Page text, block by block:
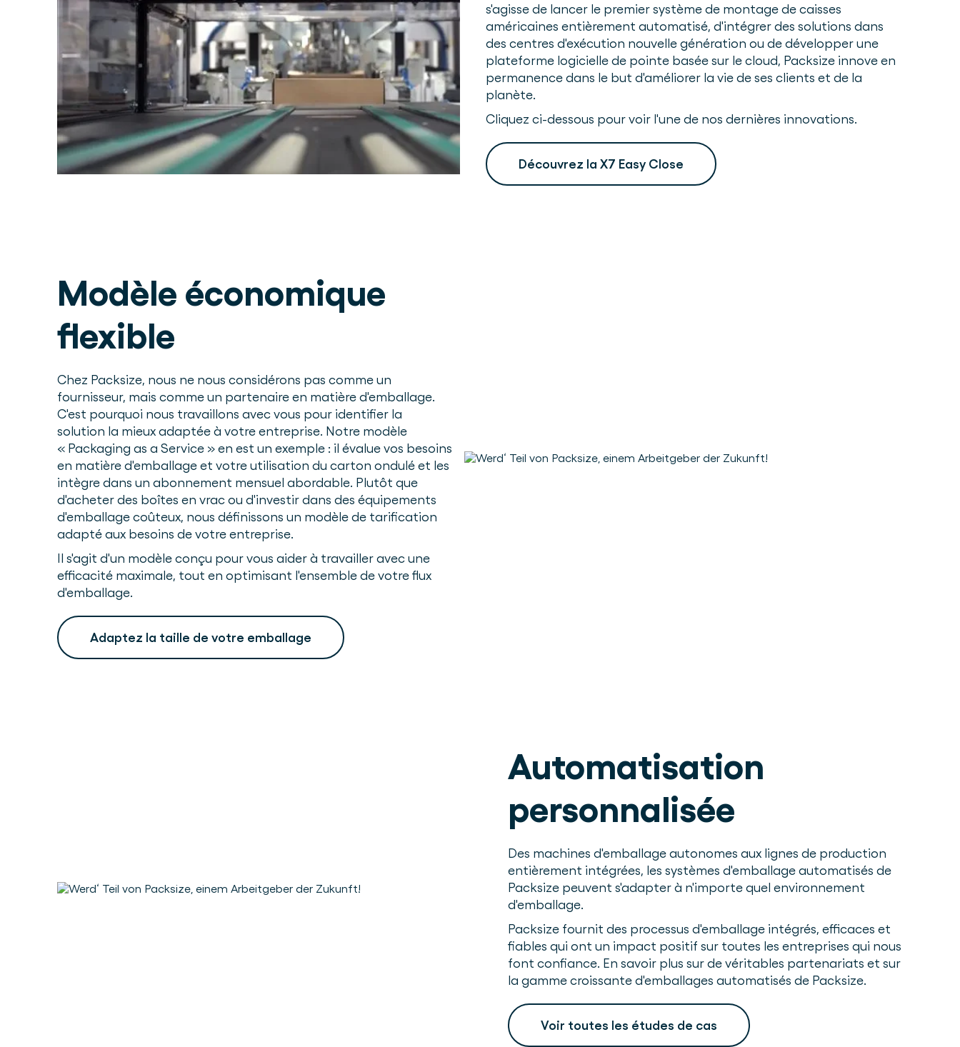
s'agisse de lancer le premier système de montage de caisses
américaines entièrement automatisé, d'intégrer des solutions dans
des centres d'exécution nouvelle génération ou de développer une
plateforme logicielle de pointe basée sur le cloud, Packsize innove en
permanence dans le but d'améliorer la vie de ses clients et de la
planète.
Cliquez ci-dessous pour voir l'une de nos dernières innovations.
Découvrez la X7 Easy Close
Modèle économique
flexible
Chez Packsize, nous ne nous considérons pas comme un
fournisseur, mais comme un partenaire en matière d'emballage.
C'est pourquoi nous travaillons avec vous pour identifier la
solution la mieux adaptée à votre entreprise. Notre modèle
« Packaging as a Service » en est un exemple : il évalue vos besoins
en matière d'emballage et votre utilisation du carton ondulé et les
intègre dans un abonnement mensuel abordable. Plutôt que
d'acheter des boîtes en vrac ou d'investir dans des équipements
d'emballage coûteux, nous définissons un modèle de tarification
adapté aux besoins de votre entreprise.
Il s'agit d'un modèle conçu pour vous aider à travailler avec une
efficacité maximale, tout en optimisant l'ensemble de votre flux
d'emballage.
Adaptez la taille de votre emballage
Automatisation
personnalisée
Des machines d'emballage autonomes aux lignes de production
entièrement intégrées, les systèmes d'emballage automatisés de
Packsize peuvent s'adapter à n'importe quel environnement
d'emballage.
Packsize fournit des processus d'emballage intégrés, efficaces et
fiables qui ont un impact positif sur toutes les entreprises qui nous
font confiance. En savoir plus sur de véritables partenariats et sur
la gamme croissante d'emballages automatisés de Packsize.
Voir toutes les études de cas